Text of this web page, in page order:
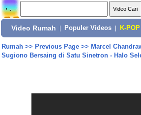
Video Rumah Populer Videos K-POP
Rumah>> Previous Page>> Marcel
Sugiono Bersaing di Satu Sinetron - Halo